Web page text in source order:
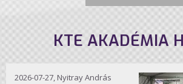
KTE AKADÉMIA
2026-07-27, Nyitray András